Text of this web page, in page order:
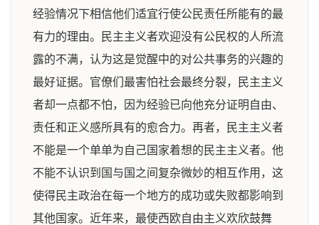
经验情况下相信他们适宜行使公民责任所能有的最
有力的理由。民主主义者欢迎没有公民权的人所流
露的不满，认为这是觉醒中的对公共事务的兴趣的
最好证据。官僚们最害怕社会最终分裂，民主主义
者却一点都不怕，因为经验已向他充分证明自由、
责任和正义感所具有的愈合力。再者，民主主义者
不能是一个单单为自己国家着想的民主主义者。他
不能不认识到国与国之间复杂微妙的相互作用，这
使得民主政治在每一个地方的成功或失败都影响到
其他国家。近年来，最使西欧自由主义欢欣鼓舞